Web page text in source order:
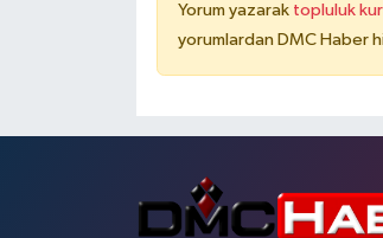
Yorum yazarak topluluk
yorumlardan DMC Haber